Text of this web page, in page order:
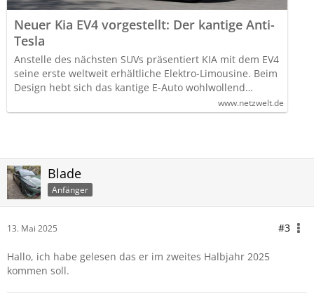
Neuer Kia EV4 vorgestellt: Der kantige Anti-
Tesla
Anstelle des nächsten SUVs präsentiert KIA mit dem EV4
seine erste weltweit erhältliche Elektro-Limousine. Beim
Design hebt sich das kantige E-Auto wohlwollend…
www.netzwelt.de
Blade
Anfänger
13. Mai 2025 #3
Hallo, ich habe gelesen das er im zweites Halbjahr 2025
kommen soll.